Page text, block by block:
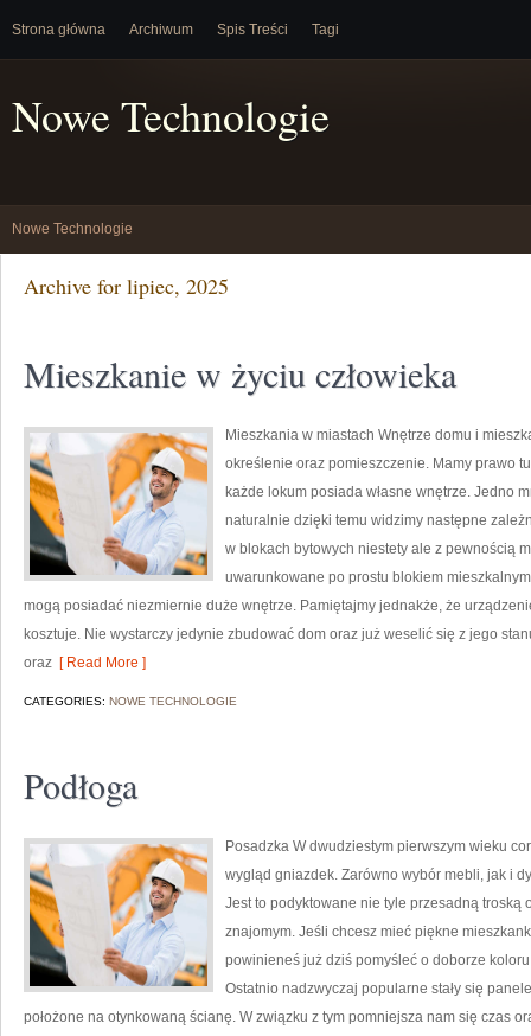
Strona główna Archiwum Spis Treści Tagi
Nowe Technologie
Nowe Technologie
Archive for lipiec, 2025
Mieszkanie w życiu człowieka
Mieszkania w miastach Wnętrze domu i
określenie oraz pomieszczenie. Mamy prawo
każde lokum posiada własne wnętrze. Jedno
naturalnie dzięki temu widzimy następne
w blokach bytowych niestety ale z pewnością
uwarunkowane po prostu blokiem
mogą posiadać niezmiernie duże wnętrze. Pamiętajmy jednakże, że
kosztuje. Nie wystarczy jedynie zbudować dom oraz już weselić się z jego
oraz [ Read More ]
CATEGORIES: NOWE TECHNOLOGIE
Podłoga
Posadzka W dwudziestym pierwszym wieku
wygląd gniazdek. Zarówno wybór mebli, jak i
Jest to podyktowane nie tyle przesadną
znajomym. Jeśli chcesz mieć piękne
powinieneś już dziś pomyśleć o doborze
Ostatnio nadzwyczaj popularne stały się
położone na otynkowaną ścianę. W związku z tym pomniejsza nam się czas